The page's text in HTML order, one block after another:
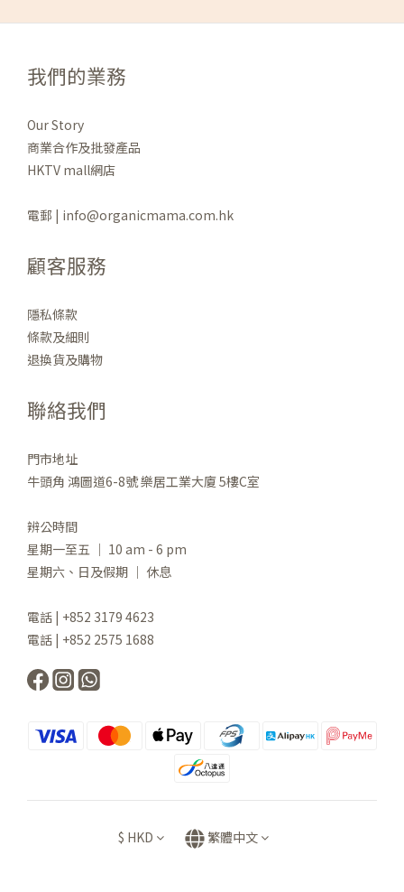
我們的業務
Our Story
商業合作及批發產品
HKTV mall網店
電郵 | info@organicmama.com.hk
顧客服務
隱私條款
條款及細則
退換貨及購物
聯絡我們
門市地址
牛頭角 鴻圖道6-8號 樂居工業大廈 5樓C室
辨公時間
星期一至五 ｜ 10 am - 6 pm
星期六、日及假期 ｜ 休息
電話 | +852 3179 4623
電話 | +852 2575 1688
$ HKD 繁體中文